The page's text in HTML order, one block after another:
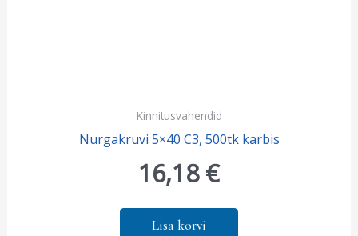
Kinnitusvahendid
Nurgakruvi 5×40 C3, 500tk karbis
16,18€
Lisa korvi